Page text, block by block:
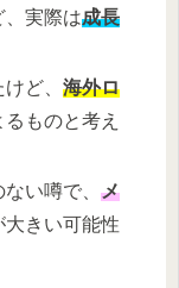
、実際は成長
けど、海外ロ
るものと考え
ない噂で、メ
大きい可能性